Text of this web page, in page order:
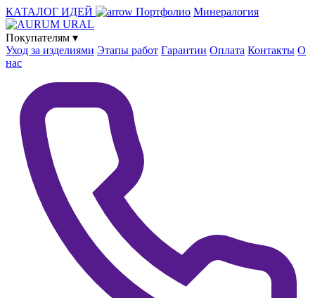
КАТАЛОГ ИДЕЙ Портфолио Минералогия
Покупателям ▾
Уход за изделиями Этапы работ Гарантии Оплата Контакты О
нас